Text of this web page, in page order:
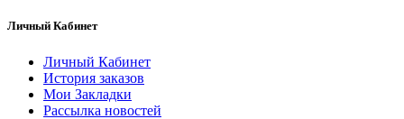
Личный Кабинет
Личный Кабинет
История заказов
Мои Закладки
Рассылка новостей